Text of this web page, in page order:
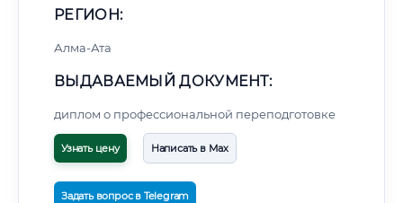
РЕГИОН:
Алма-Ата
ВЫДАВАЕМЫЙ ДОКУМЕНТ:
диплом о профессиональной переподготовке
Узнать цену Написать в Max
Задать вопрос в Telegram